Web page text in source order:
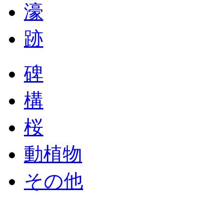
濠
跡
碑
構
桜
動植物
その他